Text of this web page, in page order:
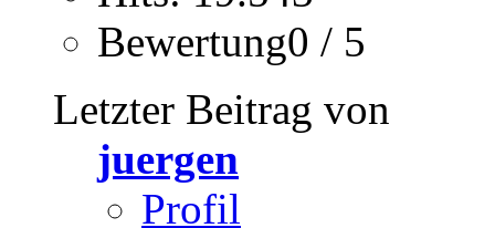
Bewertung0 / 5
Letzter Beitrag von
juergen
Profil